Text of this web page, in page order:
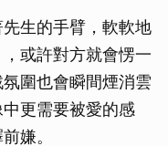
生的手臂，軟軟地
或許對方就會愣一
圍也會瞬間煙消雲
更需要被愛的感
嫌。